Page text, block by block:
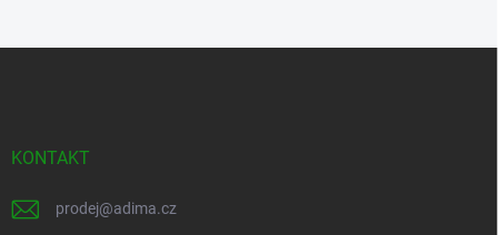
KONTAKT
prodej@adima.cz